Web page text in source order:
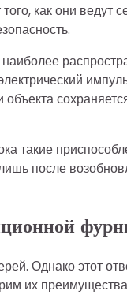
как они ведут
такие
после
Однако этот
их